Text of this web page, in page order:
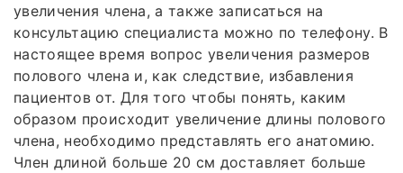
увеличения члена, а также записаться на
консультацию специалиста можно по телефону. В
настоящее время вопрос увеличения размеров
полового члена и, как следствие, избавления
пациентов от. Для того чтобы понять, каким
образом происходит увеличение длины полового
члена, необходимо представлять его анатомию.
Член длиной больше 20 см доставляет больше